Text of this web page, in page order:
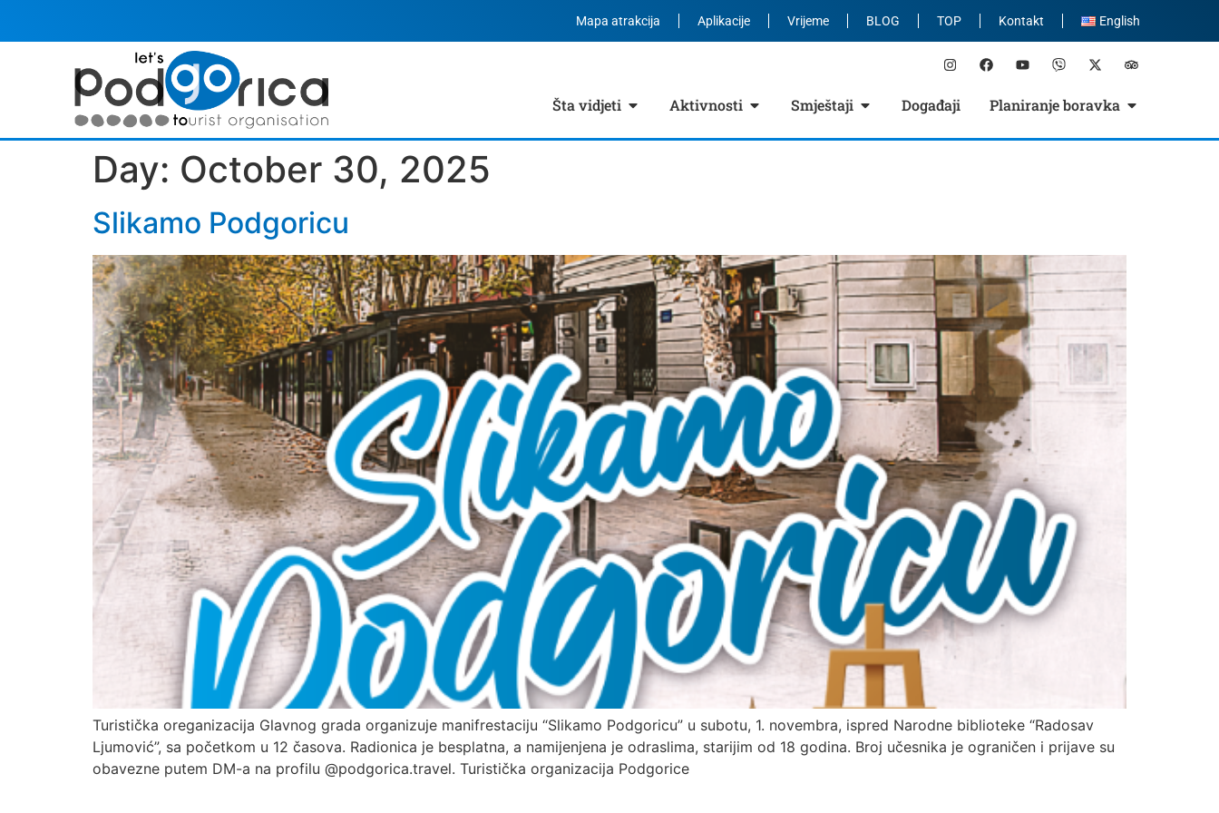
Mapa atrakcija Aplikacije Vrijeme BLOG TOP Kontakt English
Šta vidjeti Aktivnosti Smještaji Događaji Planiranje boravka
Day: October 30, 2025
Slikamo Podgoricu
Turistička oreganizacija Glavnog grada organizuje manifrestaciju “Slikamo Podgoricu” u subotu, 1. novembra, ispred Narodne biblioteke “Radosav
Ljumović”, sa početkom u 12 časova. Radionica je besplatna, a namijenjena je odraslima, starijim od 18 godina. Broj učesnika je ograničen i prijave su
obavezne putem DM-a na profilu @podgorica.travel. Turistička organizacija Podgorice